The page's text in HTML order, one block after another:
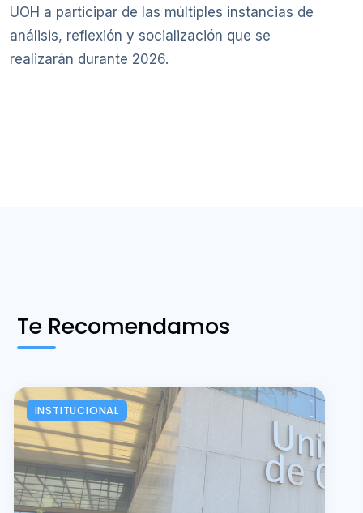
UOH a participar de las múltiples instancias de
análisis, reflexión y socialización que se
realizarán durante 2026.
Te Recomendamos
INSTITUCIONAL